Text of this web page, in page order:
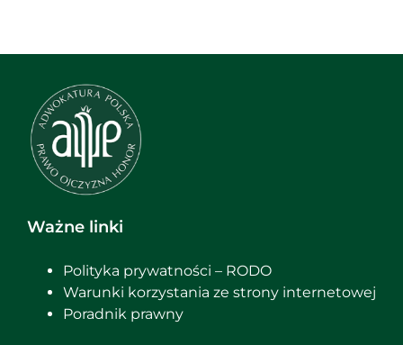
Ważne linki
Polityka prywatności – RODO
Warunki korzystania ze strony internetowej
Poradnik prawny